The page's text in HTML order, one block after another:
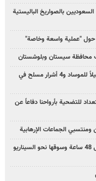
بالصواريخ الباليستية
حول "عملية واسعة وخاصة"
محافظة سيستان وبلوشستان
وزارة الأمن الإيرانية: اعتقال 21 عميلاً للموساد و4 أشرار مسلح في
للتضحية بأرواحنا دفاعاً عن
بزشكيان: خططوا لإسقاط إيران خلال 48 ساعة وسوقها نحو السيناريو